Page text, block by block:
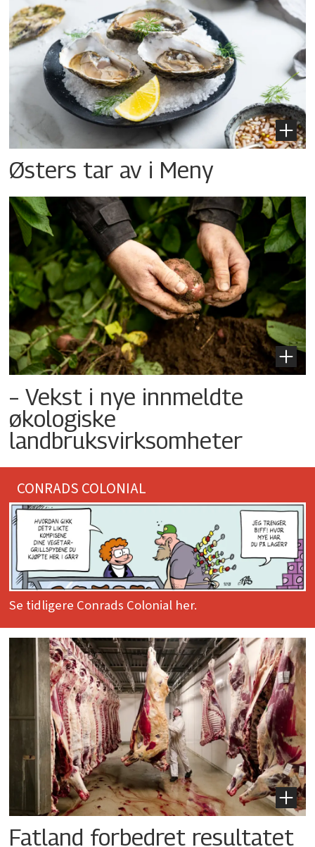
Østers tar av i Meny
– Vekst i nye innmeldte
økologiske
landbruksvirksomheter
CONRADS COLONIAL
Se tidligere Conrads Colonial her.
Fatland forbedret resultatet